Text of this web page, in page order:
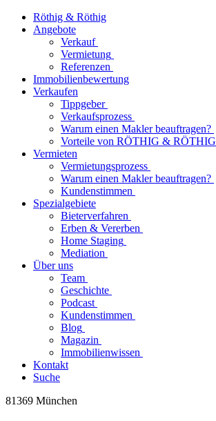
Röthig & Röthig
Angebote
Verkauf
Vermietung
Referenzen
Immobilienbewertung
Verkaufen
Tippgeber
Verkaufsprozess
Warum einen Makler beauftragen?
Vorteile von RÖTHIG & RÖTHIG
Vermieten
Vermietungsprozess
Warum einen Makler beauftragen?
Kundenstimmen
Spezialgebiete
Bieterverfahren
Erben & Vererben
Home Staging
Mediation
Über uns
Team
Geschichte
Podcast
Kundenstimmen
Blog
Magazin
Immobilienwissen
Kontakt
Suche
81369 München